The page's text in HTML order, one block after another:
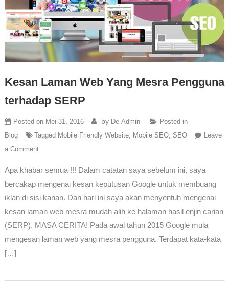
Kesan Laman Web Yang Mesra Pengguna
terhadap SERP
Posted on Mei 31, 2016 by De-Admin
Posted in
Blog
Tagged Mobile Friendly Website, Mobile SEO, SEO
Leave
a Comment
Apa khabar semua !!! Dalam catatan saya sebelum ini, saya
bercakap mengenai kesan keputusan Google untuk membuang
iklan di sisi kanan. Dan hari ini saya akan menyentuh mengenai
kesan laman web mesra mudah alih ke halaman hasil enjin carian
(SERP). MASA CERITA! Pada awal tahun 2015 Google mula
mengesan laman web yang mesra pengguna. Terdapat kata-kata
[…]